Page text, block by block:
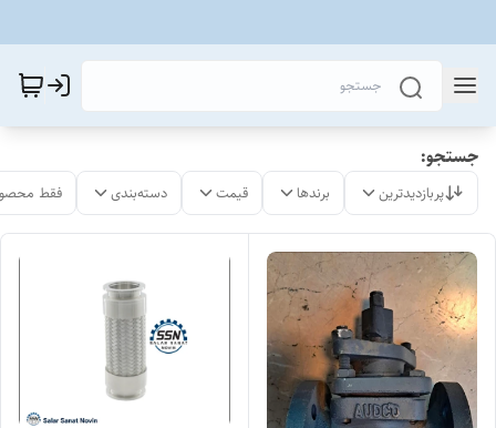
جستجو:
پربازدیدترین برندها قیمت دسته‌بندی فقط